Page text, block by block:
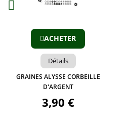
ACHETER
Détails
GRAINES ALYSSE CORBEILLE
D'ARGENT
3,90 €